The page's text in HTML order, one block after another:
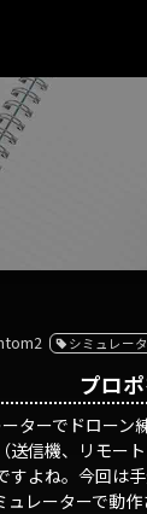
シミュレー
プロ
ターでドローン
送信機、リモー
すよね。今回は
ュレーターで動